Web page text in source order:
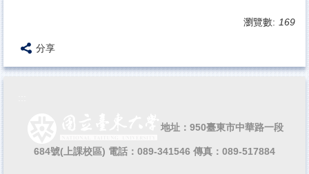
瀏覽數: 169
分享
地址：950臺東市中華路一段
684號(上課校區) 電話：089-341546 傳真：089-517884